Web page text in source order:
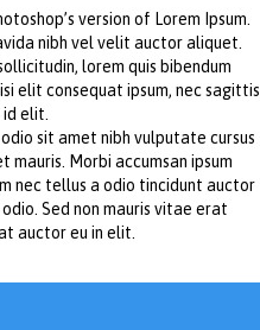
version of Lorem Ipsum.
nibh vel velit auctor aliquet.
lorem quis bibendum
elit consequat ipsum, nec sagittis
id elit.
odio sit amet nibh vulputate cursus
mauris. Morbi accumsan ipsum
nec tellus a odio tincidunt auctor
Sed non mauris vitae erat
auctor eu in elit.